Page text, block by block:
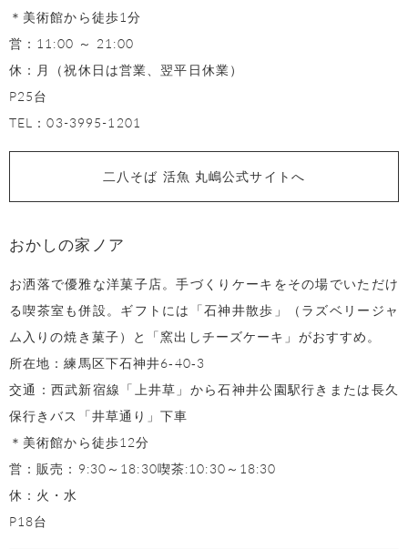
＊美術館から徒歩1分
営：11:00 ～ 21:00
休：月（祝休日は営業、翌平日休業）
P25台
TEL：03-3995-1201
二八そば 活魚 丸嶋公式サイトへ
おかしの家ノア
お洒落で優雅な洋菓子店。手づくりケーキをその場でいただけ
る喫茶室も併設。ギフトには「石神井散歩」（ラズベリージャ
ム入りの焼き菓子）と「窯出しチーズケーキ」がおすすめ。
所在地：練馬区下石神井6‐40‐3
交通：西武新宿線「上井草」から石神井公園駅行きまたは長久
保行きバス「井草通り」下車
＊美術館から徒歩12分
営：販売：9:30～18:30喫茶:10:30～18:30
休：火・水
P18台